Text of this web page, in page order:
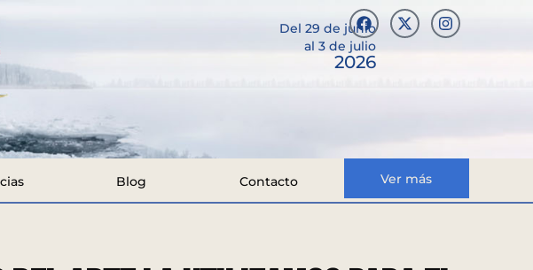
Del 29 de junio
al 3 de julio
2026
Blog Contacto Ver más